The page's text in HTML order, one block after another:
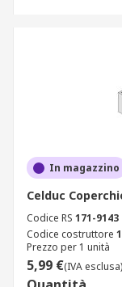
In magazzino
Celduc
Codice RS 171-9143
Codice costruttore
Prezzo per 1 unità
5,99 €(IVA esclusa)